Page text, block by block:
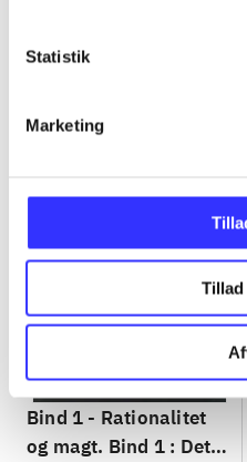
Statistik
Marketing
Tillad
Bind 1 - Rationalitet
og magt. Bind 1 : Det